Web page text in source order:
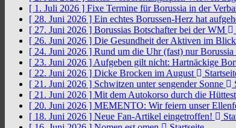
[ 1. Juli 2026 ] Fixe Termine für Borussia in der
[ 28. Juni 2026 ] Ein echtes Borussen-Herz hat
[ 27. Juni 2026 ] Borussias Botschafter bei der WM
[ 26. Juni 2026 ] Die Gesundheit der Aktiven im Blick
[ 24. Juni 2026 ] Rund um die Uhr (fast) nur
[ 23. Juni 2026 ] Aufgeben gilt nicht: Hartnäckige
[ 22. Juni 2026 ] Dicke Brocken im August
[ 21. Juni 2026 ] Schwitzen unter sengender Sonne
[ 21. Juni 2026 ] Mit dem Autokorso durch die
[ 20. Juni 2026 ] MEMENTO: Wir feiern unser
[ 18. Juni 2026 ] Neue Fan-Artikel eingetroffen!